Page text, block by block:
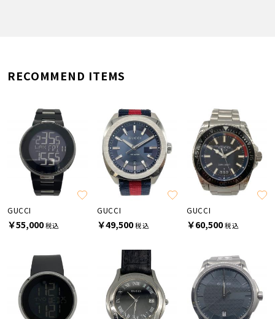
RECOMMEND ITEMS
GUCCI
￥55,000税込
GUCCI
￥49,500税込
GUCCI
￥60,500税込